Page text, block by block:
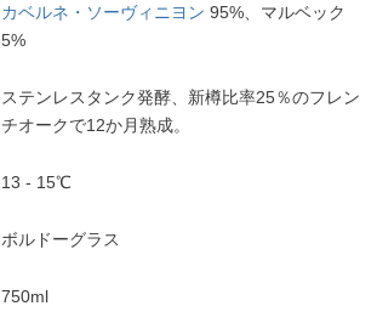
カベルネ・ソーヴィニヨン 95%、マルベック
5%
ステンレスタンク発酵、新樽比率25％のフレン
チオークで12か月熟成。
13 - 15℃
ボルドーグラス
750ml